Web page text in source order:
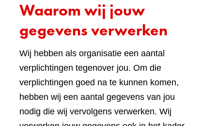
Waarom wij jouw
gegevens verwerken
Wij hebben als organisatie een aantal
verplichtingen tegenover jou. Om die
verplichtingen goed na te kunnen komen,
hebben wij een aantal gegevens van jou
nodig die wij vervolgens verwerken. Wij